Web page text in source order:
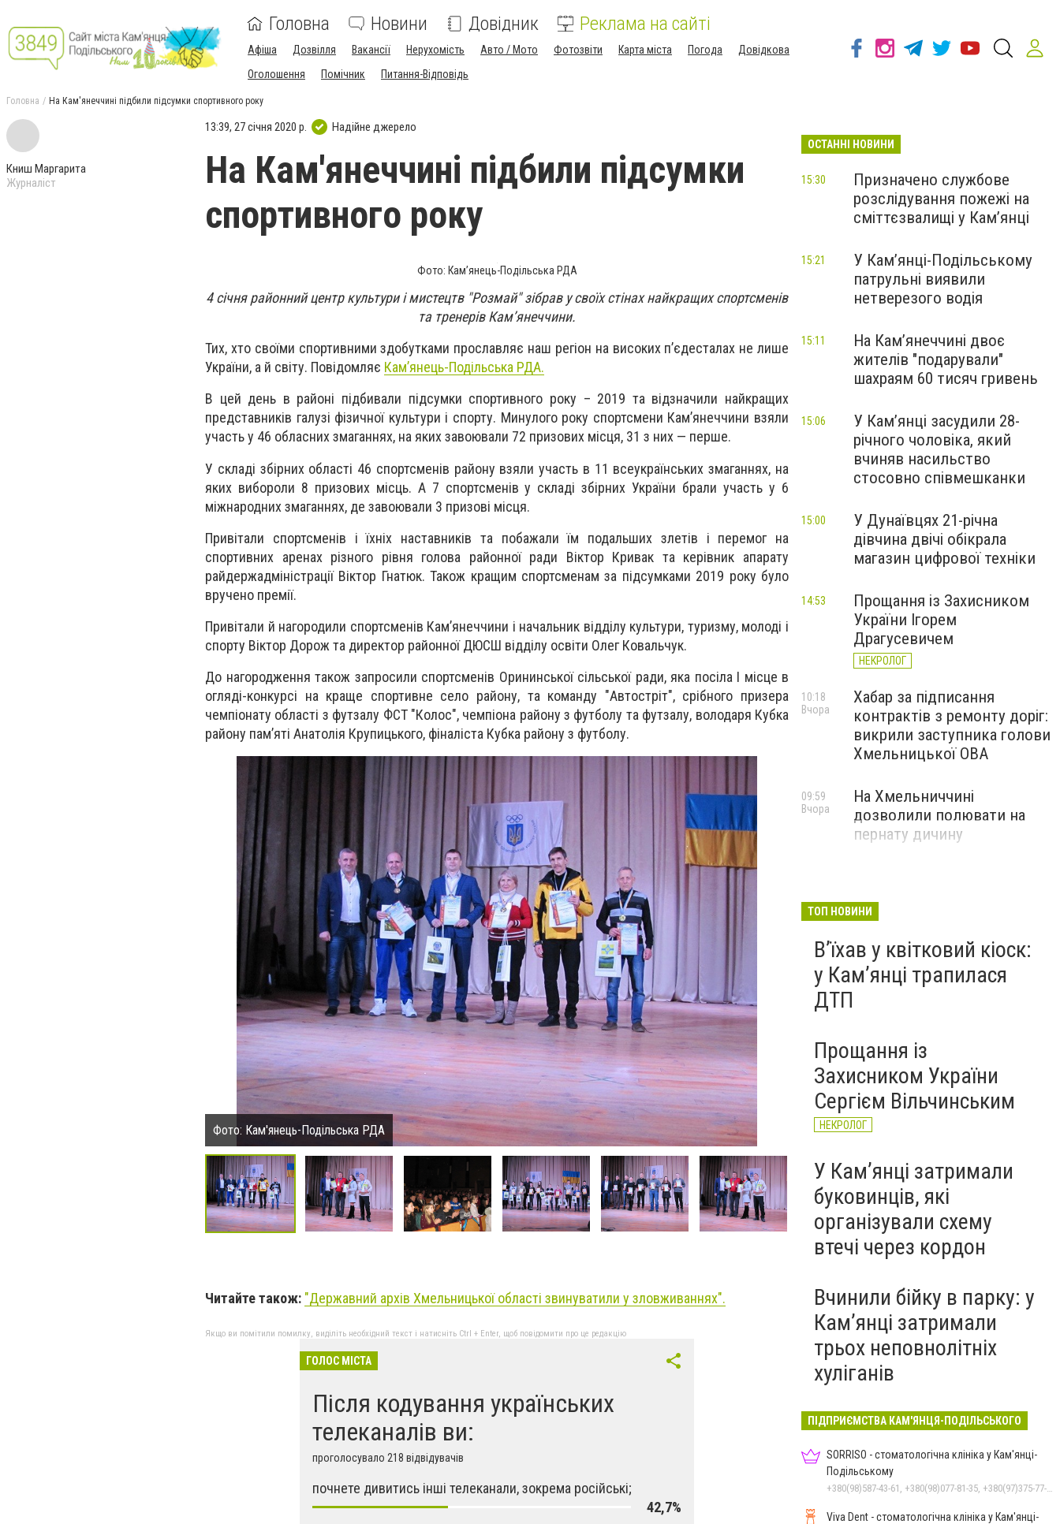
Головна Новини Довідник Реклама на сайті
Афіша Дозвілля Вакансії Нерухомість Авто / Мото Фотозвіти Карта міста Погода
Довідкова
Оголошення
Помічник Питання-Відповідь
Головна На Кам'янеччині підбили підсумки спортивного року
Книш Маргарита
Журналіст
13:39, 27 січня 2020 р. Надійне джерело
На Кам'янеччині підбили підсумки
спортивного року
Фото: Кам’янець-Подільська РДА
4 січня районний центр культури і мистецтв "Розмай" зібрав у своїх стінах найкращих спортсменів
та тренерів Кам’янеччини.
Тих, хто своїми спортивними здобутками прославляє наш регіон на високих п’єдесталах не лише
України, а й світу. Повідомляє Кам’янець-Подільська РДА.
В цей день в районі підбивали підсумки спортивного року – 2019 та відзначили найкращих
представників галузі фізичної культури і спорту. Минулого року спортсмени Кам’янеччини взяли
участь у 46 обласних змаганнях, на яких завоювали 72 призових місця, 31 з них — перше.
У складі збірних області 46 спортсменів району взяли участь в 11 всеукраїнських змаганнях, на
яких вибороли 8 призових місць. А 7 спортсменів у складі збірних України брали участь у 6
міжнародних змаганнях, де завоювали 3 призові місця.
Привітали спортсменів і їхніх наставників та побажали їм подальших злетів і перемог на
спортивних аренах різного рівня голова районної ради Віктор Кривак та керівник апарату
райдержадміністрації Віктор Гнатюк. Також кращим спортсменам за підсумками 2019 року було
вручено премії.
Привітали й нагородили спортсменів Кам’янеччини і начальник відділу культури, туризму, молоді і
спорту Віктор Дорож та директор районної ДЮСШ відділу освіти Олег Ковальчук.
До нагородження також запросили спортсменів Орининської сільської ради, яка посіла І місце в
огляді-конкурсі на краще спортивне село району, та команду "Автостріт", срібного призера
чемпіонату області з футзалу ФСТ "Колос", чемпіона району з футболу та футзалу, володаря Кубка
району пам’яті Анатолія Крупицького, фіналіста Кубка району з футболу.
Фото: Кам'янець-Подільська РДА Фото: Кам'янець-Подільська РДА
Читайте також: "Державний архів Хмельницької області звинуватили у зловживаннях".
Якщо ви помітили помилку, виділіть необхідний текст і натисніть Ctrl + Enter, щоб повідомити про це редакцію
ГОЛОС МІСТА
Після кодування українських
телеканалів ви:
проголосувало 218 відвідувачів
почнете дивитись інші телеканали, зокрема російські;
42,7%
ОСТАННІ НОВИНИ
Призначено службове
розслідування пожежі на
сміттєзвалищі у Кам’янці
15:30
У Кам’янці-Подільському
патрульні виявили
нетверезого водія
15:21
На Камʼянеччині двоє
жителів "подарували"
шахраям 60 тисяч гривень
15:11
У Камʼянці засудили 28-
річного чоловіка, який
вчиняв насильство
стосовно співмешканки
15:06
У Дунаївцях 21-річна
дівчина двічі обікрала
магазин цифрової техніки
15:00
Прощання із Захисником
України Ігорем
Драгусевичем
НЕКРОЛОГ
14:53
Хабар за підписання
контрактів з ремонту доріг:
викрили заступника голови
Хмельницької ОВА
10:18
Вчора
На Хмельниччині
дозволили полювати на
пернату дичину
09:59
Вчора
ТОП НОВИНИ
Вʼїхав у квітковий кіоск:
у Камʼянці трапилася
ДТП
Прощання із
Захисником України
Сергієм Вільчинським
НЕКРОЛОГ
У Кам’янці затримали
буковинців, які
організували схему
втечі через кордон
Вчинили бійку в парку: у
Кам’янці затримали
трьох неповнолітніх
хуліганів
ПІДПРИЄМСТВА КАМ'ЯНЦЯ-ПОДІЛЬСЬКОГО
SORRISO - стоматологічна клініка у Кам'янці-
Подільському
+380(98)587-43-61, +380(98)077-81-35, +380(97)375-77-72, +380(97)982-31-07
Viva Dent - стоматологічна клініка у Кам'янці-